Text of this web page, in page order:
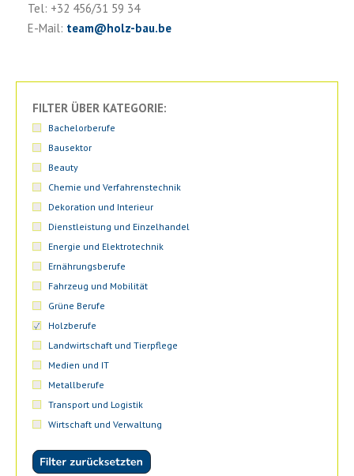
Tel: +32 456/31 59 34
E-Mail: team@holz-bau.be
FILTER ÜBER KATEGORIE:
Bachelorberufe
Bausektor
Beauty
Chemie und Verfahrenstechnik
Dekoration und Interieur
Dienstleistung und Einzelhandel
Energie und Elektrotechnik
Ernährungsberufe
Fahrzeug und Mobilität
Grüne Berufe
Holzberufe
Landwirtschaft und Tierpflege
Medien und IT
Metallberufe
Transport und Logistik
Wirtschaft und Verwaltung